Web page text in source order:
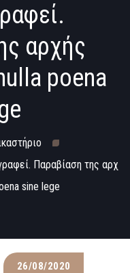
αρχής
poena
Παραβίαση της αρχ
sine lege
26/08/2020